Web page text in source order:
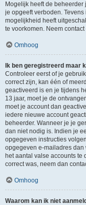
Mogelijk heeft de
je opgeeft verboden.
mogelijkheid heeft
te voorkomen. Neem
Omhoog
Ik ben geregistreerd maar
Controleer eerst of je
correct zijn, kan één of
geactiveerd is en je tijdens
13 jaar, moet je de
moet je account dan
iedere nieuwe account
beheerder. Wanneer je je
dan niet nodig is. Indien je
opgegeven instructies
opgegeven e-mailadres dan
het aantal valse accounts te
correct was, neem dan
Omhoog
Waarom kan ik niet